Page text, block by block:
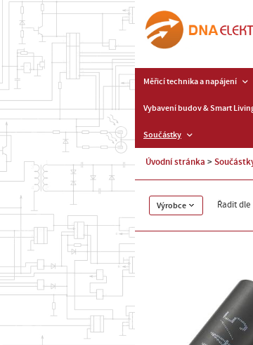
Měřicí technika a napájení
Vybavení budov & Smart
Součástky
Úvodní stránka
Výrobce Řadit dle